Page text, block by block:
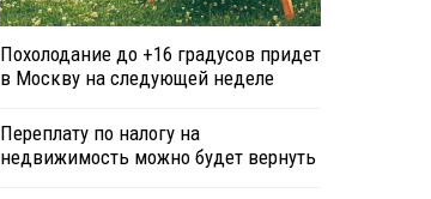
Похолодание до +16 градусов придет
в Москву на следующей неделе
Переплату по налогу на
недвижимость можно будет вернуть